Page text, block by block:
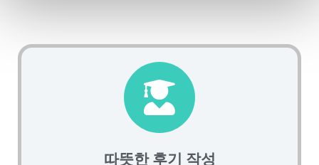
따뜻한 후기 작성